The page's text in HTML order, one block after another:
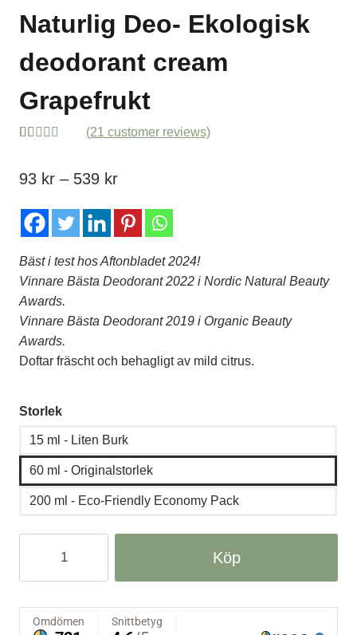
Naturlig Deo- Ekologisk
deodorant cream
Grapefrukt
customer
(21 customer reviews)
93 kr – 539 krPrisintervall:
till
539 kr
Bäst i test hos Aftonbladet 2024!
Vinnare Bästa Deodorant 2022 i Nordic Natural Beauty
Awards.
Vinnare Bästa Deodorant 2019 i Organic Beauty
Awards.
Doftar fräscht och behagligt av mild citrus.
Storlek
15 ml - Liten Burk
60 ml - Originalstorlek
200 ml - Eco-Friendly Economy Pack
Ekologisk
cream
Köp